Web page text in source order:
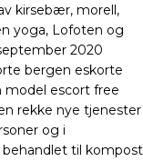
kirsebær, morell,
yoga, Lofoten og
2020
bergen eskorte
model escort free
rekke nye tjenester
og i
til kompost